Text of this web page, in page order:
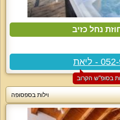
נחל כזיב
- ליאת
וילות בספסופה